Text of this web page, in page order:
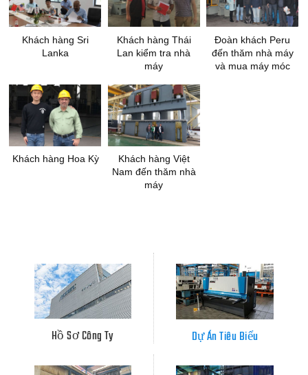
Khách hàng Sri
Lanka
Khách hàng Thái
Lan kiểm tra nhà
máy
Đoàn khách Peru
đến thăm nhà máy
và mua máy móc
Khách hàng Hoa Kỳ
Khách hàng Việt
Nam đến thăm nhà
máy
Hồ Sơ Công Ty Dự Án Tiêu Biểu